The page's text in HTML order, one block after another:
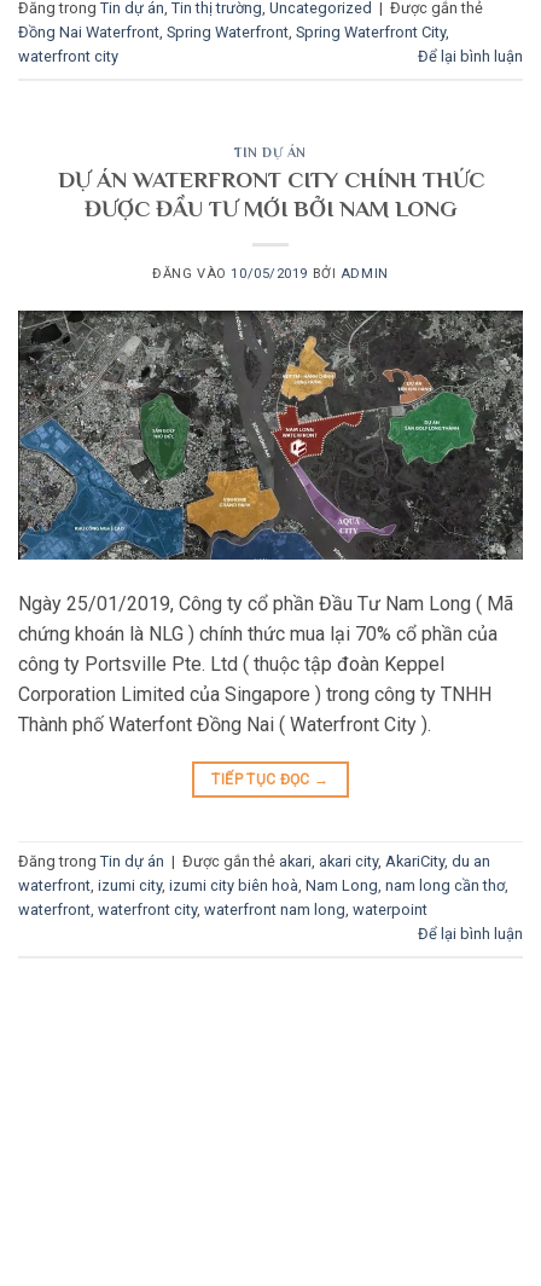
Đăng trong Tin dự án, Tin thị trường, Uncategorized | Được gắn thẻ
Đồng Nai Waterfront, Spring Waterfront, Spring Waterfront City,
waterfront city
Để lại bình luận
TIN DỰ ÁN
DỰ ÁN WATERFRONT CITY CHÍNH THỨC
ĐƯỢC ĐẦU TƯ MỚI BỞI NAM LONG
ĐĂNG VÀO10/05/2019 BỞI ADMIN
Ngày 25/01/2019, Công ty cổ phần Đầu Tư Nam Long ( Mã
chứng khoán là NLG ) chính thức mua lại 70% cổ phần của
công ty Portsville Pte. Ltd ( thuộc tập đoàn Keppel
Corporation Limited của Singapore ) trong công ty TNHH
Thành phố Waterfont Đồng Nai ( Waterfront City ).
TIẾP TỤC ĐỌC →
Đăng trong Tin dự án | Được gắn thẻ akari, akari city, AkariCity, du an
waterfront, izumi city, izumi city biên hoà, Nam Long, nam long cần thơ,
waterfront, waterfront city, waterfront nam long, waterpoint
Để lại bình luận